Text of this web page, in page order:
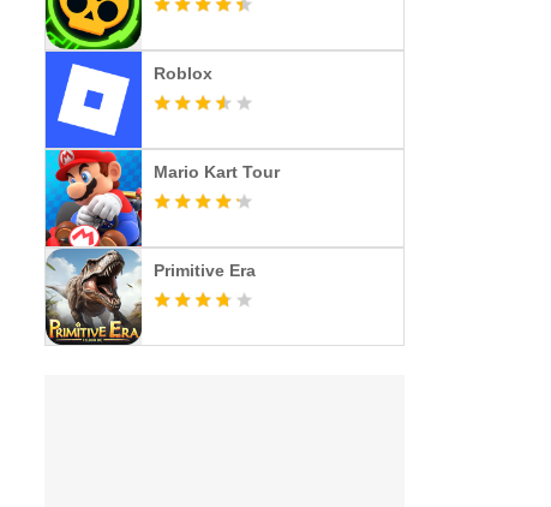
Roblox
Mario Kart Tour
Primitive Era